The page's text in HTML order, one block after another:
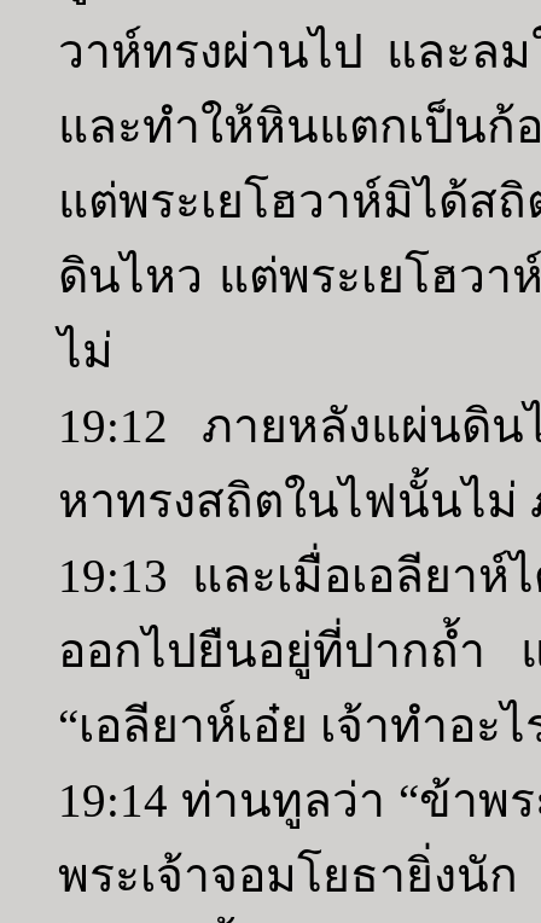
วาห์ทรงผ่านไป และล
และทำให้หินแตกเป็นก้
แต่พระเยโฮวาห์มิได้
ดินไหว แต่พระเยโฮว
ไม่
19:12 ภายหลังแผ่นดิน
หาทรงสถิตในไฟนั้นไม่
19:13 และเมื่อเอลียา
ออกไปยืนอยู่ที่ปากถ้ำ
“เอลียาห์เอ๋ย เจ้าทำอะ
19:14 ท่านทูลว่า “ข้าพ
พระเจ้าจอมโยธายิ่งนั